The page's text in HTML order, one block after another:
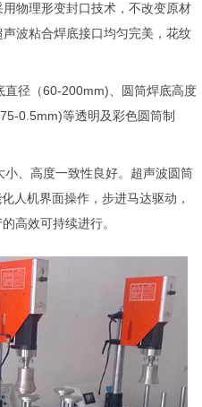
物理形变封口技术，不改变原材
波粘合焊底接口均匀完美，花纹
直径（60-200mm)、圆筒焊底高度
0.5mm)等透明及彩色圆筒制
、高度一致性良好。超声波圆筒
人机界面操作，步进马达驱动，
高效可持续进行。